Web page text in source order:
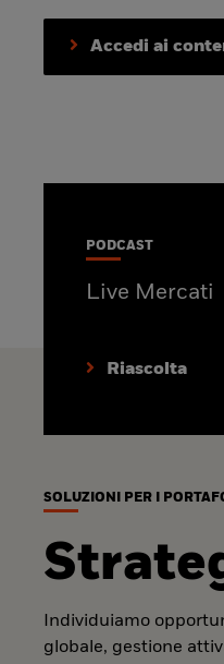
Accedi ai
PODCAST
Live Mercati
Riascolta
SOLUZIONI PER I
Individuiamo
globale, gestione